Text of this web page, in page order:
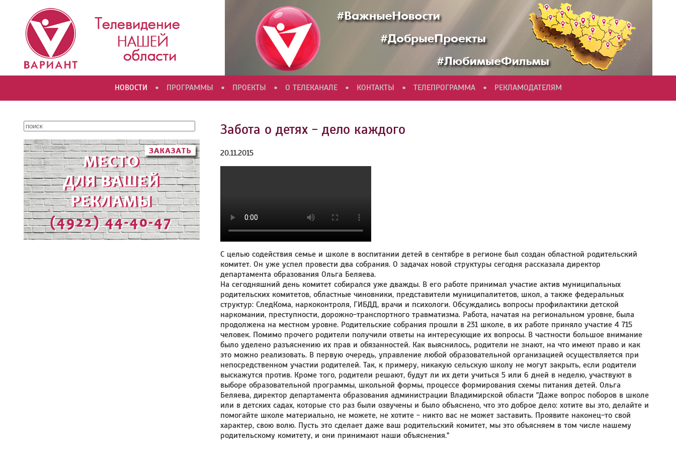
НОВОСТИ • ПРОГРАММЫ • ПРОЕКТЫ • О ТЕЛЕКАНАЛЕ • КОНТАКТЫ • ТЕЛЕПРОГРАММА • РЕКЛАМОДАТЕЛЯМ
Забота о детях - дело каждого
20.11.2015
С целью содействия семье и школе в воспитании детей в сентябре в регионе был создан областной родительский
комитет. Он уже успел провести два собрания. О задачах новой структуры сегодня рассказала директор
департамента образования Ольга Беляева.
На сегодняшний день комитет собирался уже дважды. В его работе принимал участие актив муниципальных
родительских комитетов, областные чиновники, представители муниципалитетов, школ, а также федеральных
структур: СледКома, наркоконтроля, ГИБДД, врачи и психологи. Обсуждались вопросы профилактики детской
наркомании, преступности, дорожно-транспортного травматизма. Работа, начатая на региональном уровне, была
продолжена на местном уровне. Родительские собрания прошли в 231 школе, в их работе приняло участие 4 715
человек. Помимо прочего родители получили ответы на интересующие их вопросы. В частности большое внимание
было уделено разъяснению их прав и обязанностей. Как выяснилось, родители не знают, на что имеют право и как
это можно реализовать. В первую очередь, управление любой образовательной организацией осуществляется при
непосредственном участии родителей. Так, к примеру, никакую сельскую школу не могут закрыть, если родители
выскажутся против. Кроме того, родители решают, будут ли их дети учиться 5 или 6 дней в неделю, участвуют в
выборе образовательной программы, школьной формы, процессе формирования схемы питания детей. Ольга
Беляева, директор департамента образования администрации Владимирской области "Даже вопрос поборов в школе
или в детских садах, которые сто раз были озвучены и было объяснено, что это доброе дело: хотите вы это, делайте и
помогайте школе материально, не можете, не хотите - никто вас не может заставить. Проявите наконец-то свой
характер, свою волю. Пусть это сделает даже ваш родительский комитет, мы это объясняем в том числе нашему
родительскому комитету, и они принимают наши объяснения."